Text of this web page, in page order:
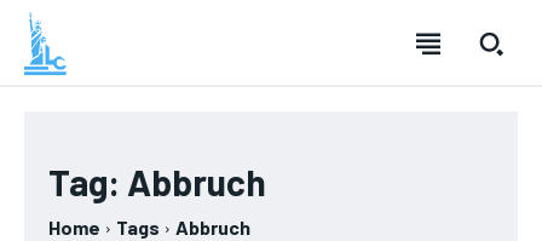
Tag: Abbruch
Home Tags Abbruch